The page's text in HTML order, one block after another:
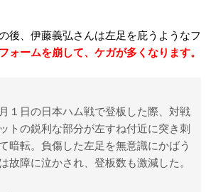
後、伊藤義弘さんは左足を庇うようなフ
ォームを崩して、ケガが多くなります。
１日の日本ハム戦で登板した際、対戦
トの鋭利な部分が左すね付近に突き刺
暗転。負傷した左足を無意識にかばう
故障に泣かされ、登板数も激減した。